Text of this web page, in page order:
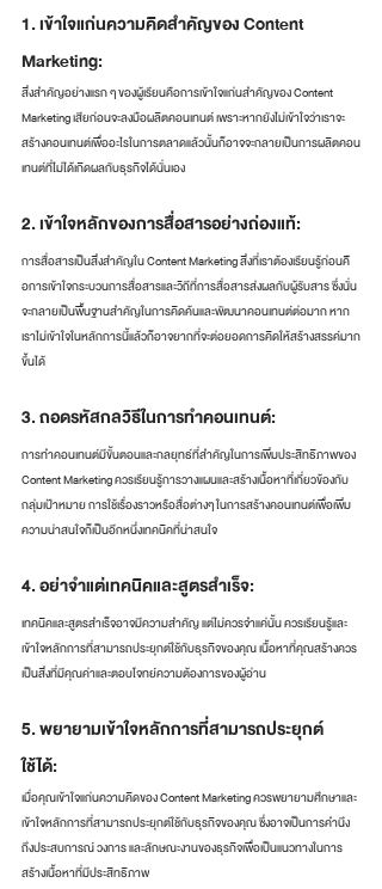
1. เข้าใจแก่นความคิดสำคัญของ Content
Marketing:
สิ่งสำคัญอย่างแรก ๆ ของผู้เรียนคือการเข้าใจแก่นสำคัญของ Content
Marketing เสียก่อนจะลงมือผลิตคอนเทนต์ เพราะหากยังไม่เข้าใจว่าเราจะ
สร้างคอนเทนต์เพื่ออะไรในการตลาดแล้วนั้นก็อาจจะกลายเป็นการผลิตคอน
เทนต์ที่ไม่ได้เกิดผลกับธุรกิจได้นั่นเอง
2. เข้าใจหลักของการสื่อสารอย่างถ่องแท้:
การสื่อสารเป็นสิ่งสำคัญใน Content Marketing สิ่งที่เราต้องเรียนรู้ก่อนคืิ
อการเข้าใจกระบวนการสื่อสารและวิถีที่การสื่อสารส่งผลกับผู้รับสาร ซึ่งนั่น
จะกลายเป็นพื้นฐานสำคัญในการคิดค้นและพัฒนาคอนเทนต์ต่อมาก หาก
เราไม่เข้าใจในหลักการนี้แล้วก็อาจยากที่จะต่อยอดการคิดให้สร้างสรรค์มาก
ขึ้นได้
3. ถอดรหัสกลวิธีในการทำคอนเทนต์:
การทำคอนเทนต์มีขั้นตอนและกลยุทธ์ที่สำคัญในการเพิ่มประสิทธิภาพของ
Content Marketing ควรเรียนรู้การวางแผนและสร้างเนื้อหาที่เกี่ยวข้องกับ
กลุ่มเป้าหมาย การใช้เรื่องราวหรือสื่อต่างๆ ในการสร้างคอนเทนต์เพื่อเพิ่ม
ความน่าสนใจก็เป็นอีกหนึ่งเทคนิคที่น่าสนใจ
4. อย่าจำแต่เทคนิคและสูตรสำเร็จ:
เทคนิคและสูตรสำเร็จอาจมีความสำคัญ แต่ไม่ควรจำแค่นั้น ควรเรียนรู้และ
เข้าใจหลักการที่สามารถประยุกต์ใช้กับธุรกิจของคุณ เนื้อหาที่คุณสร้างควร
เป็นสิ่งที่มีคุณค่าและตอบโจทย์ความต้องการของผู้อ่าน
5. พยายามเข้าใจหลักการที่สามารถประยุกต์
ใช้ได้:
เมื่อคุณเข้าใจแก่นความคิดของ Content Marketing ควรพยายามศึกษาและ
เข้าใจหลักการที่สามารถประยุกต์ใช้กับธุรกิจของคุณ ซึ่งอาจเป็นการคำนึง
ถึงประสบการณ์ วงการ และลักษณะงานของธุรกิจเพื่อเป็นแนวทางในการ
สร้างเนื้อหาที่มีประสิทธิภาพ